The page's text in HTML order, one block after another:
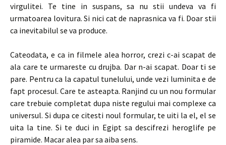
virgulitei. Te tine in suspans, sa nu stii undeva va fi
urmatoarea lovitura. Si nici cat de naprasnica va fi. Doar stii
ca inevitabilul se va produce.
Cateodata, e ca in filmele alea horror, crezi c-ai scapat de
ala care te urmareste cu drujba. Dar n-ai scapat. Doar ti se
pare. Pentru ca la capatul tunelului, unde vezi luminita e de
fapt procesul. Care te asteapta. Ranjind cu un nou formular
care trebuie completat dupa niste regului mai complexe ca
universul. Si dupa ce citesti noul formular, te uiti la el, el se
uita la tine. Si te duci in Egipt sa descifrezi heroglife pe
piramide. Macar alea par sa aiba sens.